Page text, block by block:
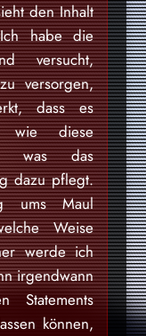
den Inhalt
habe die
versucht,
versorgen,
dass es
wie diese
was das
dazu pflegt.
ums Maul
Weise
werde ich
irgendwann
Statements
können,